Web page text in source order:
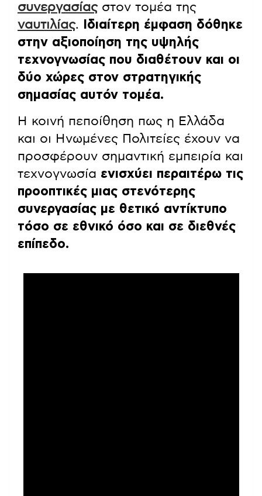
συνεργασίαςστον τομέα της
ναυτιλίας.
Ιδιαίτερη έμφαση δόθηκε
στην αξιοποίηση της υψηλής
τεχνογνωσίας που διαθέτουν και οι
δύο χώρες στον στρατηγικής
σημασίας αυτόν τομέα.
Η κοινή πεποίθηση πως η Ελλάδα
και οι Ηνωμένες Πολιτείες έχουν να
προσφέρουν σημαντική εμπειρία και
τεχνογνωσία ενισχύει περαιτέρω τις
προοπτικές μιας στενότερης
συνεργασίας με θετικό αντίκτυπο
τόσο σε εθνικό όσο και σε διεθνές
επίπεδο.